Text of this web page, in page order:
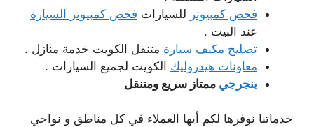
فحص كمبيوتر للسيارات فحص كمبيوتر السيارة
عند البيت .
تصليح مكيف سيارة متنقل الكويت خدمة منازل .
معاونات هيدروليك الكويت لجميع السيارات .
بنجرجي ممتاز سريع ومتنقل
خدماتنا نوفرها لكم أيها العملاء في كل مناطق و نواحي